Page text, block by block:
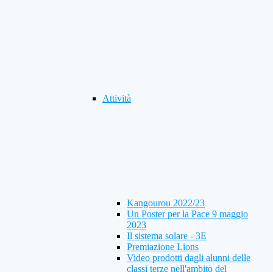
Attività
Kangourou 2022/23
Un Poster per la Pace 9 maggio
2023
Il sistema solare - 3E
Premiazione Lions
Video prodotti dagli alunni delle
classi terze nell'ambito del